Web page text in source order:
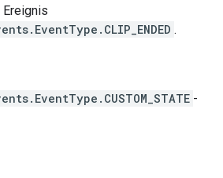
.
-